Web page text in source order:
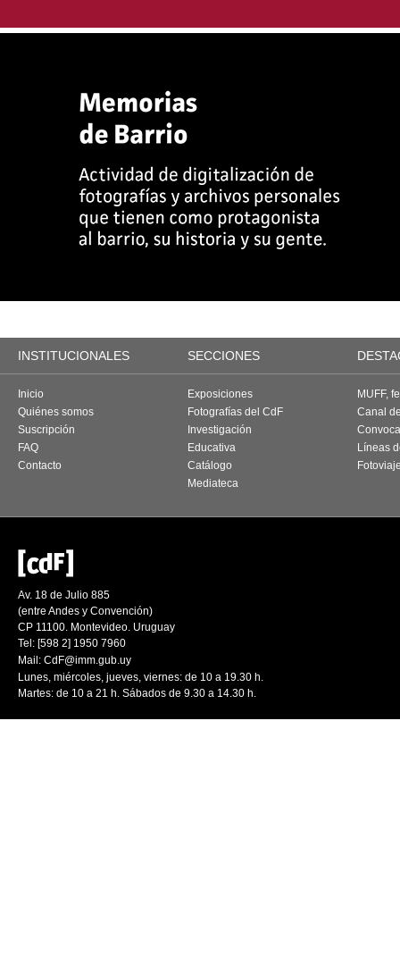
INSTITUCIONALES SECCIONES
Inicio
Quiénes somos
Suscripción
FAQ
Contacto
Exposiciones
Fotografías del CdF
Investigación
Educativa
Catálogo
Mediateca
MUFF,
Canal
Líneas
Av. 18 de Julio 885
(entre Andes y Convención)
CP 11100. Montevideo. Uruguay
Tel: [598 2] 1950 7960
Mail: CdF@imm.gub.uy
Lunes, miércoles, jueves, viernes: de 10 a 19.30 h.
Martes: de 10 a 21 h. Sábados de 9.30 a 14.30 h.